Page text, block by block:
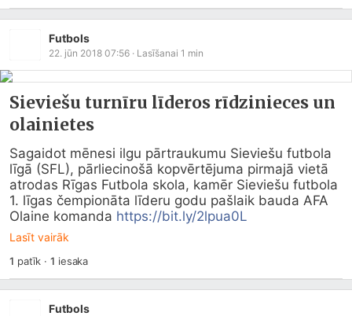
Futbols
22. jūn 2018 07:56 · Lasīšanai 1 min
Sieviešu turnīru līderos rīdzinieces un
olainietes
Sagaidot mēnesi ilgu pārtraukumu Sieviešu futbola
līgā (SFL), pārliecinošā kopvērtējuma pirmajā vietā
atrodas Rīgas Futbola skola, kamēr Sieviešu futbola
1. līgas čempionāta līderu godu pašlaik bauda AFA
Olaine komanda https://bit.ly/2lpua0L
Lasīt vairāk
1 patīk ·1 iesaka
Futbols